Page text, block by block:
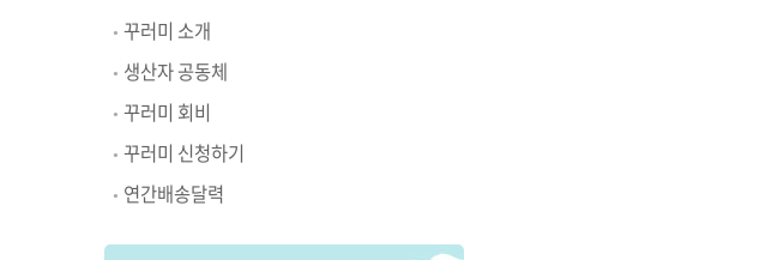
꾸러미 소개
생산자 공동체
꾸러미 회비
꾸러미 신청하기
연간배송달력